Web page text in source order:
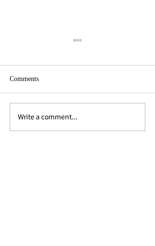
モクシー バンコク「Moxy
Bar & Restaurant」の新メ
Comments
Write a comment...